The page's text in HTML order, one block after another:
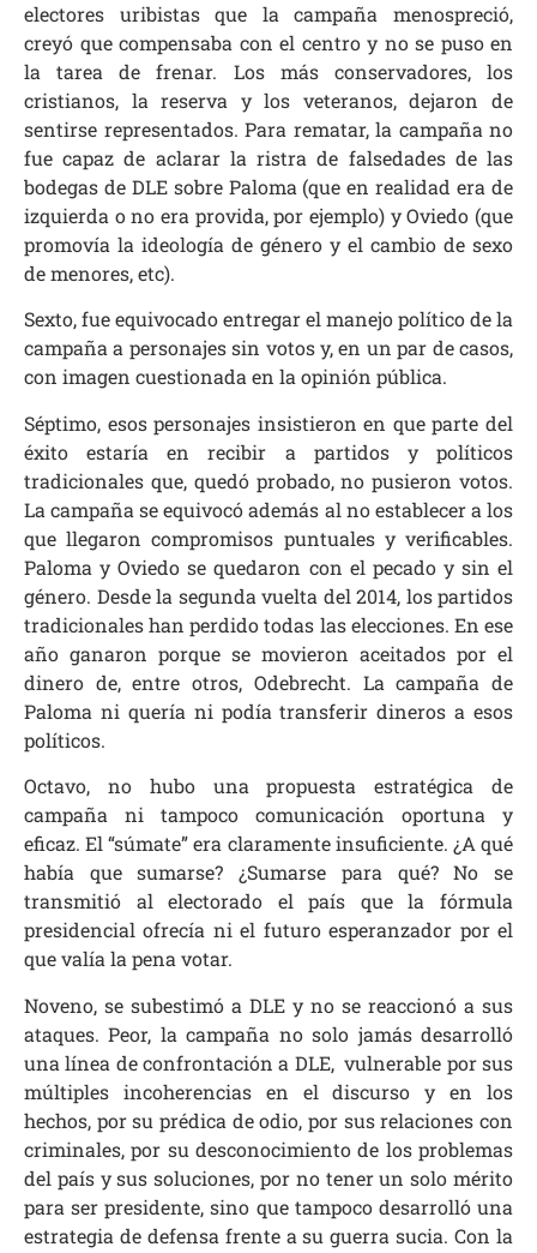
electores uribistas que la campaña menospreció,
creyó que compensaba con el centro y no se puso en
la tarea de frenar. Los más conservadores, los
cristianos, la reserva y los veteranos, dejaron de
sentirse representados. Para rematar, la campaña no
fue capaz de aclarar la ristra de falsedades de las
bodegas de DLE sobre Paloma (que en realidad era de
izquierda o no era provida, por ejemplo) y Oviedo (que
promovía la ideología de género y el cambio de sexo
de menores, etc).
Sexto, fue equivocado entregar el manejo político de la
campaña a personajes sin votos y, en un par de casos,
con imagen cuestionada en la opinión pública.
Séptimo, esos personajes insistieron en que parte del
éxito estaría en recibir a partidos y políticos
tradicionales que, quedó probado, no pusieron votos.
La campaña se equivocó además al no establecer a los
que llegaron compromisos puntuales y verificables.
Paloma y Oviedo se quedaron con el pecado y sin el
género. Desde la segunda vuelta del 2014, los partidos
tradicionales han perdido todas las elecciones. En ese
año ganaron porque se movieron aceitados por el
dinero de, entre otros, Odebrecht. La campaña de
Paloma ni quería ni podía transferir dineros a esos
políticos.
Octavo, no hubo una propuesta estratégica de
campaña ni tampoco comunicación oportuna y
eficaz. El “súmate” era claramente insuficiente. ¿A qué
había que sumarse? ¿Sumarse para qué? No se
transmitió al electorado el país que la fórmula
presidencial ofrecía ni el futuro esperanzador por el
que valía la pena votar.
Noveno, se subestimó a DLE y no se reaccionó a sus
ataques. Peor, la campaña no solo jamás desarrolló
una línea de confrontación a DLE, vulnerable por sus
múltiples incoherencias en el discurso y en los
hechos, por su prédica de odio, por sus relaciones con
criminales, por su desconocimiento de los problemas
del país y sus soluciones, por no tener un solo mérito
para ser presidente, sino que tampoco desarrolló una
estrategia de defensa frente a su guerra sucia. Con la